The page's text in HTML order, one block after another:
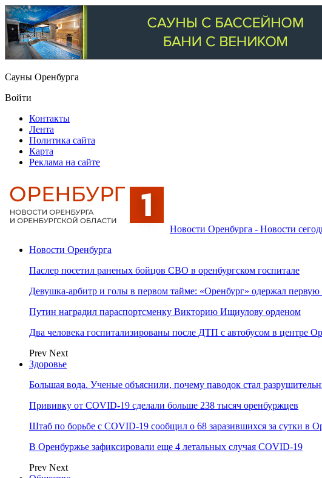
Сауны Оренбурга
Войти
Контакты
Лента
Политика сайта
Карта
Реклама на сайте
Новости Оренбурга - Новости
Новости Оренбурга
Паслер посетил раненых бойцов СВО в оренбургском госпитале
Девушка-арбитр и голы в первом тайме: «Оренбург» одержал
Путин наградил параспортсменку Викторию Ищиулову орденом
Два человека госпитализированы после ДТП с автобусом в центре
Prev Next
Здоровье
Большая вода. Ученые объяснили, почему паводок стал
Прививку от COVID-19 сделали больше 238 тысяч оренбуржцев
Штаб по борьбе с СOVID-19 сообщил о 68 заразившихся за сутки в
В Оренбуржье зафиксировали еще 4 летальных случая COVID-19
Prev Next